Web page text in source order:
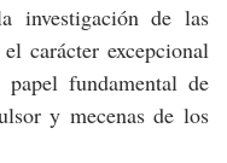
investigación de las
carácter excepcional
fundamental de
y mecenas de los